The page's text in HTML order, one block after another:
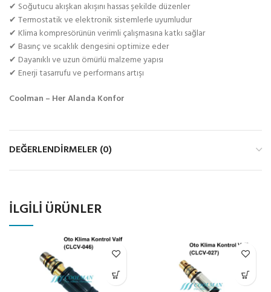
✔ Soğutucu akışkan akışını hassas şekilde düzenler
✔ Termostatik ve elektronik sistemlerle uyumludur
✔ Klima kompresörünün verimli çalışmasına katkı sağlar
✔ Basınç ve sıcaklık dengesini optimize eder
✔ Dayanıklı ve uzun ömürlü malzeme yapısı
✔ Enerji tasarrufu ve performans artışı
Coolman – Her Alanda Konfor
DEĞERLENDIRMELER (0)
İLGILI ÜRÜNLER